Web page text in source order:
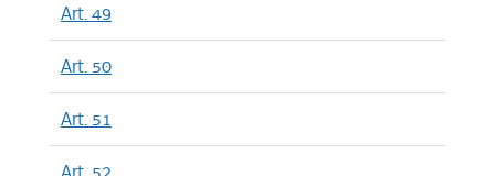
Art. 49
Art. 50
Art. 51